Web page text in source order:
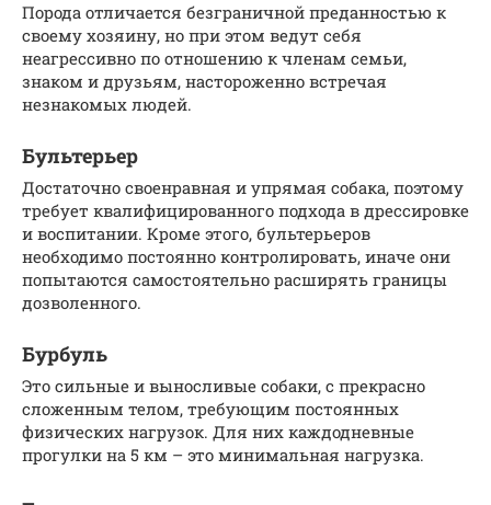
Порода отличается безграничной преданностью к
своему хозяину, но при этом ведут себя
неагрессивно по отношению к членам семьи,
знаком и друзьям, настороженно встречая
незнакомых людей.
Бультерьер
Достаточно своенравная и упрямая собака, поэтому
требует квалифицированного подхода в дрессировке
и воспитании. Кроме этого, бультерьеров
необходимо постоянно контролировать, иначе они
попытаются самостоятельно расширять границы
дозволенного.
Бурбуль
Это сильные и выносливые собаки, с прекрасно
сложенным телом, требующим постоянных
физических нагрузок. Для них каждодневные
прогулки на 5 км – это минимальная нагрузка.